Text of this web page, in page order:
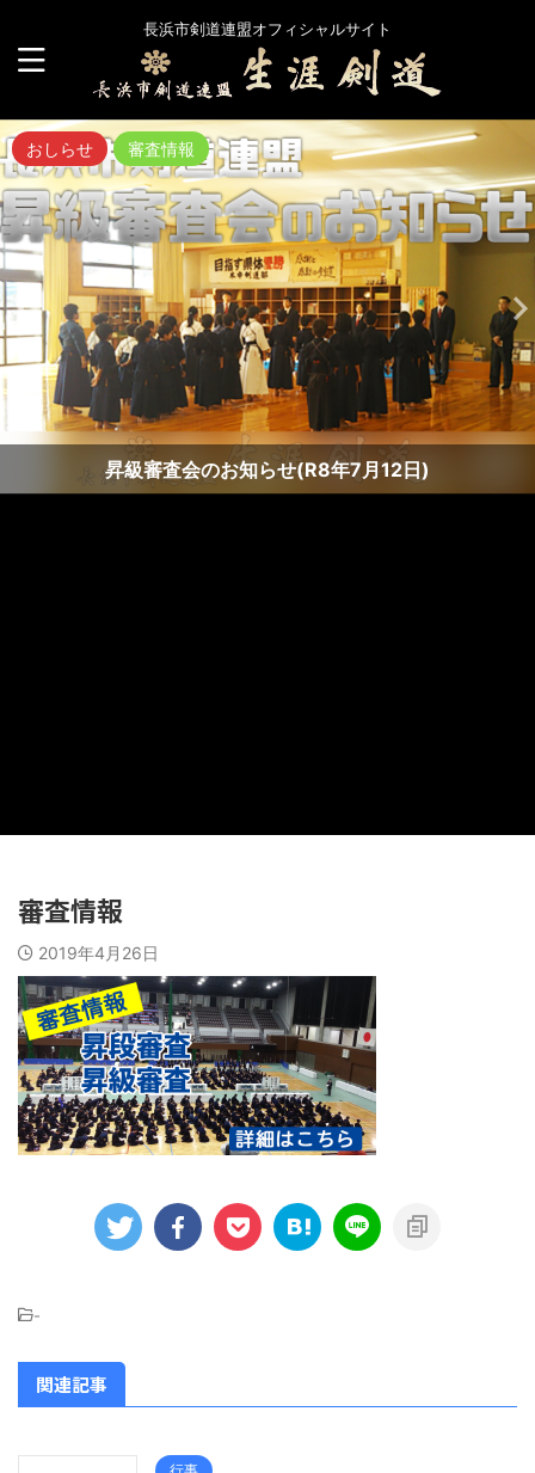
長浜市剣道連盟オフィシャルサイト
おしらせ 審査情報
昇級審査会のお知らせ(R8年7月12日)
審査情報
2019年4月26日
-
関連記事